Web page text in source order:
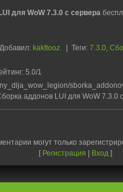
для WoW 7.3.0 с сервера
Добавил: kakttooz | Теги: 7.3.0 ,
: 5.0/1
аддонов LUI для WoW 7.3.0
могут только
[ Регистрация | Вход ]